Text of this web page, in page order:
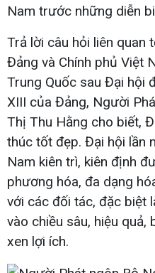
Nam trước những diễn
Trả lời câu hỏi liên quan
Đảng và Chính phủ Việt
Trung Quốc sau Đại hội
XIII của Đảng, Người
Thị Thu Hằng cho biết,
thúc tốt đẹp. Đại hội lần
Nam kiên trì, kiên định
phương hóa, đa dạng
với các đối tác, đặc biệt
vào chiều sâu, hiệu
xen lợi ích.